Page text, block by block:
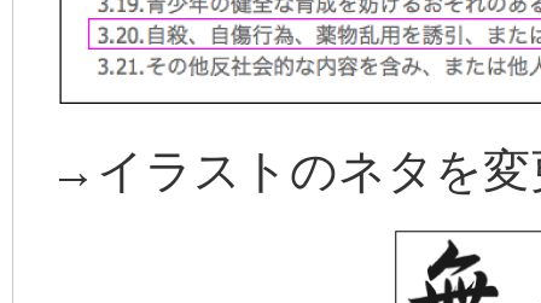
→イラストのネタを変